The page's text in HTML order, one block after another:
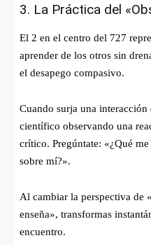
3. La Práctica del
El 2 en el centro del 727
aprender de los otros sin
el desapego compasivo.
Cuando surja una
científico observando una
crítico. Pregúntate: «¿Qué me
sobre mí?».
Al cambiar la perspectiva de
enseña», transformas
encuentro.